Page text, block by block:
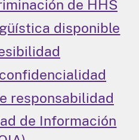
de HHS
disponible
responsabilidad
de Información